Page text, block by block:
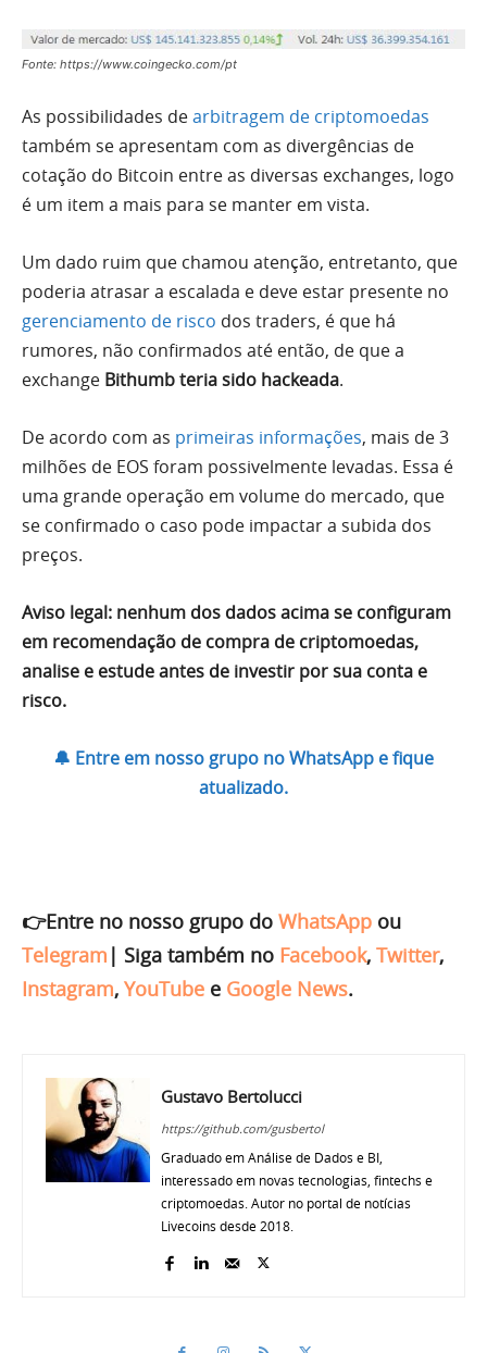
Fonte: https://www.coingecko.com/pt
As possibilidades dearbitragem de criptomoedas
também se apresentam com as divergências de
cotação do Bitcoin entre as diversas exchanges, logo
é um item a mais para se manter em vista.
Um dado ruim que chamou atenção, entretanto, que
poderia atrasar a escalada e deve estar presente no
gerenciamento de risco dos traders, é que há
rumores, não confirmados até então, de que a
exchange Bithumb teria sido hackeada.
De acordo com as primeiras informações, mais de 3
milhões de EOS foram possivelmente levadas. Essa é
uma grande operação em volume do mercado, que
se confirmado o caso pode impactar a subida dos
preços.
Aviso legal: nenhum dos dados acima se configuram
em recomendação de compra de criptomoedas,
analise e estude antes de investir por sua conta e
risco.
🔔 Entre em nosso grupo no WhatsApp e fique
atualizado.
👉Entre no nosso grupo do WhatsApp ou
Telegram | Siga também no Facebook, Twitter,
Instagram, YouTube e Google News.
Gustavo Bertolucci
https://github.com/gusbertol
Graduado em Análise de Dados e BI,
interessado em novas tecnologias, fintechs e
criptomoedas. Autor no portal de notícias
Livecoins desde 2018.